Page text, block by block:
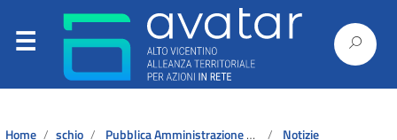
Home schio Pubblica Amministrazione e Servizi al Cittadino
Notizie